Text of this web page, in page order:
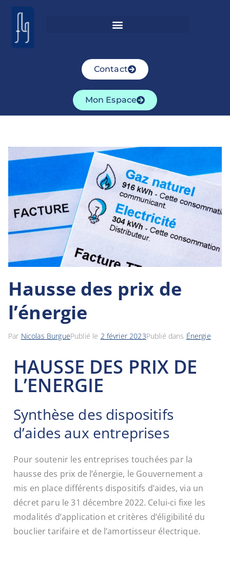
Contact
Mon Espace
Hausse des prix de
l’énergie
Par Nicolas BurguePublié le 2 février 2023Publié dans Énergie
HAUSSE DES PRIX DE
L’ENERGIE
Synthèse des dispositifs
d’aides aux entreprises
Pour soutenir les entreprises touchées par la
hausse des prix de l’énergie, le Gouvernement a
mis en place différents dispositifs d’aides, via un
décret paru le 31 décembre 2022. Celui-ci fixe les
modalités d’application et critères d’éligibilité du
bouclier tarifaire et de l’amortisseur électrique.